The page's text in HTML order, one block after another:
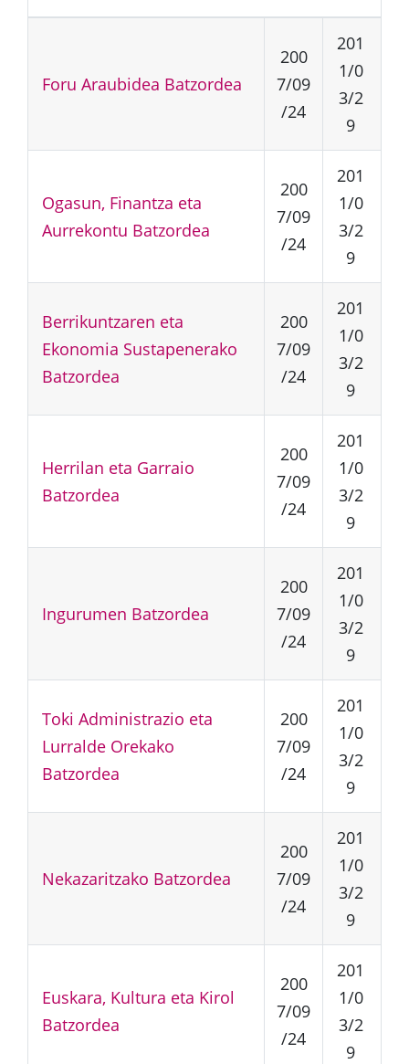
Foru Araubidea Batzordea
200
7/09
/24
201
1/0
3/2
9
Ogasun, Finantza eta
Aurrekontu Batzordea
200
7/09
/24
201
1/0
3/2
9
Berrikuntzaren eta
Ekonomia Sustapenerako
Batzordea
200
7/09
/24
201
1/0
3/2
9
Herrilan eta Garraio
Batzordea
200
7/09
/24
201
1/0
3/2
9
Ingurumen Batzordea
200
7/09
/24
201
1/0
3/2
9
Toki Administrazio eta
Lurralde Orekako
Batzordea
200
7/09
/24
201
1/0
3/2
9
Nekazaritzako Batzordea
200
7/09
/24
201
1/0
3/2
9
Euskara, Kultura eta Kirol
Batzordea
200
7/09
/24
201
1/0
3/2
9